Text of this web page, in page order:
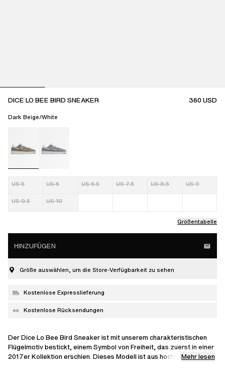
DICE LO BEE BIRD SNEAKER 360USD
Dark Beige/White
US 5 US 6 US 6.5 US 7.5 US 8.5 US 9
US 9.5 US 10
Größentabelle
HINZUFÜGEN
Größe auswählen, um die Store-Verfügbarkeit zu sehen
Kostenlose Expresslieferung
Kostenlose Rücksendungen
Der Dice Lo Bee Bird Sneaker ist mit unserem charakteristischen
Flügelmotiv bestickt, einem Symbol von Freiheit, das zuerst in einer
2017er Kollektion erschien. Dieses Modell ist aus hochwertigem
Mehr lesen